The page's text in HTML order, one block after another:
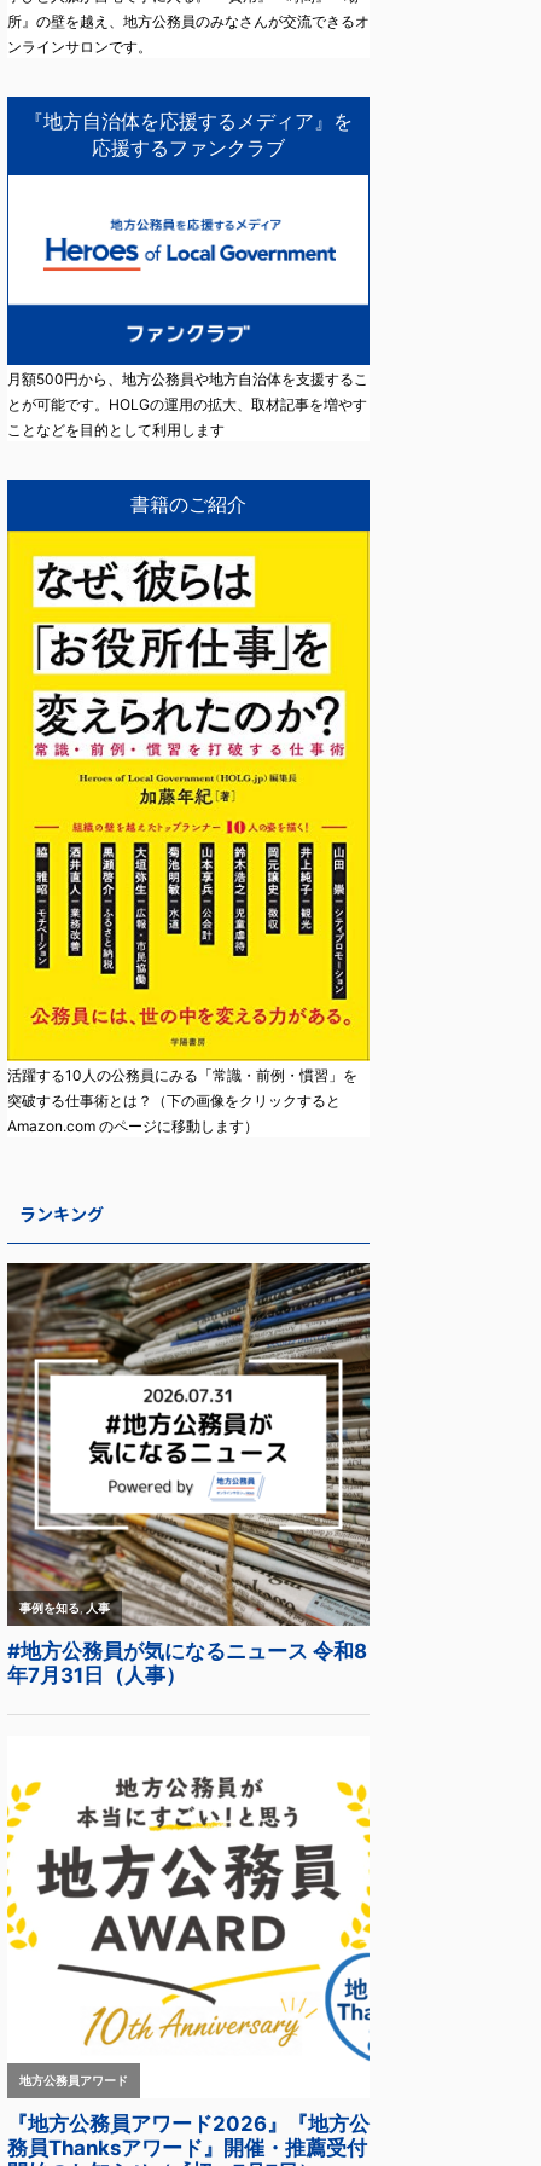
所』の壁を越え、地方公務員のみなさんが交流できるオ
ンラインサロンです。
『地方自治体を応援するメディア』を
応援するファンクラブ
月額500円から、地方公務員や地方自治体を支援するこ
とが可能です。HOLGの運用の拡大、取材記事を増やす
ことなどを目的として利用します
書籍のご紹介
活躍する10人の公務員にみる「常識・前例・慣習」を
突破する仕事術とは？（下の画像をクリックすると
Amazon.com のページに移動します）
ランキング